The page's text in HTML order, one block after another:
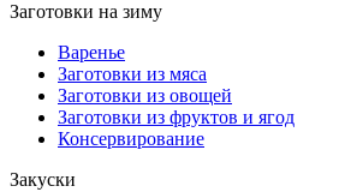
Заготовки на зиму
Варенье
Заготовки из мяса
Заготовки из овощей
Заготовки из фруктов и ягод
Консервирование
Закуски